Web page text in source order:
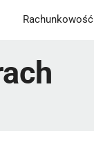
Rachunkowość